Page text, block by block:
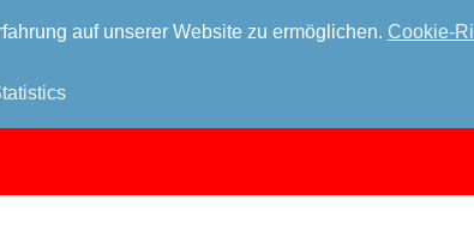
auf unserer Website zu ermöglichen. Cookie-